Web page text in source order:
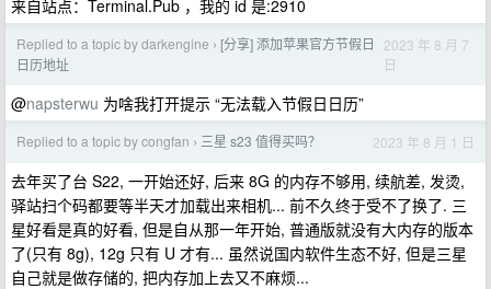
来自站点：Terminal.Pub ，我的 id 是:2910
Replied to a topic by darkengine › [分享] 添加苹果官方节假日
日历地址
2023 年 8 月 7
日
@napsterwu 为啥我打开提示 “无法载入节假日日历”
Replied to a topic by congfan › 三星 s23 值得买吗？ 2023 年 8 月 1 日
去年买了台 S22, 一开始还好, 后来 8G 的内存不够用, 续航差, 发烫,
驿站扫个码都要等半天才加载出来相机... 前不久终于受不了换了. 三
星好看是真的好看, 但是自从那一年开始, 普通版就没有大内存的版本
了(只有 8g), 12g 只有 U 才有... 虽然说国内软件生态不好, 但是三星
自己就是做存储的, 把内存加上去又不麻烦...